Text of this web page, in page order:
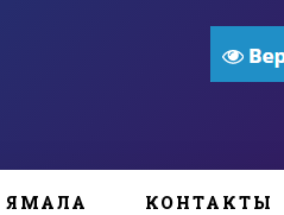
ЯМАЛА КОНТАКТЫ